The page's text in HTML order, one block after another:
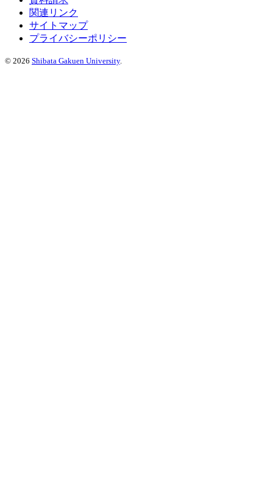
関連リンク
サイトマップ
プライバシーポリシー
© 2026 Shibata Gakuen University.